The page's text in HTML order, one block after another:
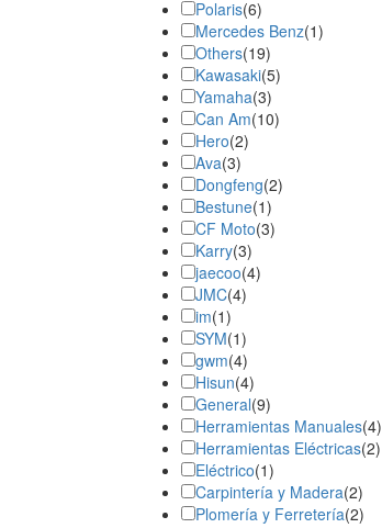
Polaris(6)
Mercedes Benz(1)
Others(19)
Kawasaki(5)
Yamaha(3)
Can Am(10)
Hero(2)
Ava(3)
Dongfeng(2)
Bestune(1)
CF Moto(3)
Karry(3)
jaecoo(4)
JMC(4)
im(1)
SYM(1)
gwm(4)
Hisun(4)
General(9)
Herramientas Manuales(4)
Herramientas Eléctricas(2)
Eléctrico(1)
Carpintería y Madera(2)
Plomería y Ferretería(2)